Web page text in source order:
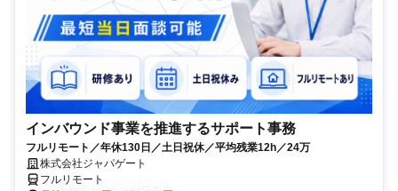
インバウンド事業を推進するサポート事務
フルリモート／年休130日／土日祝休／平均残業12h／24万
株式会社ジャパゲート
フルリモート